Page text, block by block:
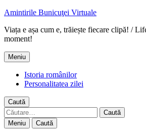
Amintirile Bunicuţei Virtuale
Viața e așa cum e, trăiește fiecare clipă! /
moment!
Meniu
Istoria românilor
Personalitatea zilei
Caută
Caută
după:
Meniu Caută